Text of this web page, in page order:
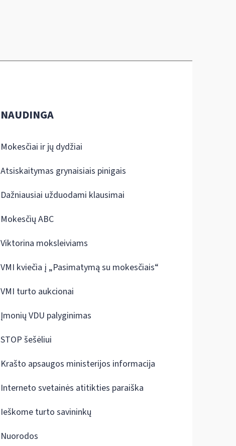
NAUDINGA
Mokesčiai ir jų dydžiai
Atsiskaitymas grynaisiais pinigais
Dažniausiai užduodami klausimai
Mokesčių ABC
Viktorina moksleiviams
VMI kviečia į „Pasimatymą su mokesčiais“
VMI turto aukcionai
Įmonių VDU palyginimas
STOP šešėliui
Krašto apsaugos ministerijos informacija
Interneto svetainės atitikties paraiška
Ieškome turto savininkų
Nuorodos